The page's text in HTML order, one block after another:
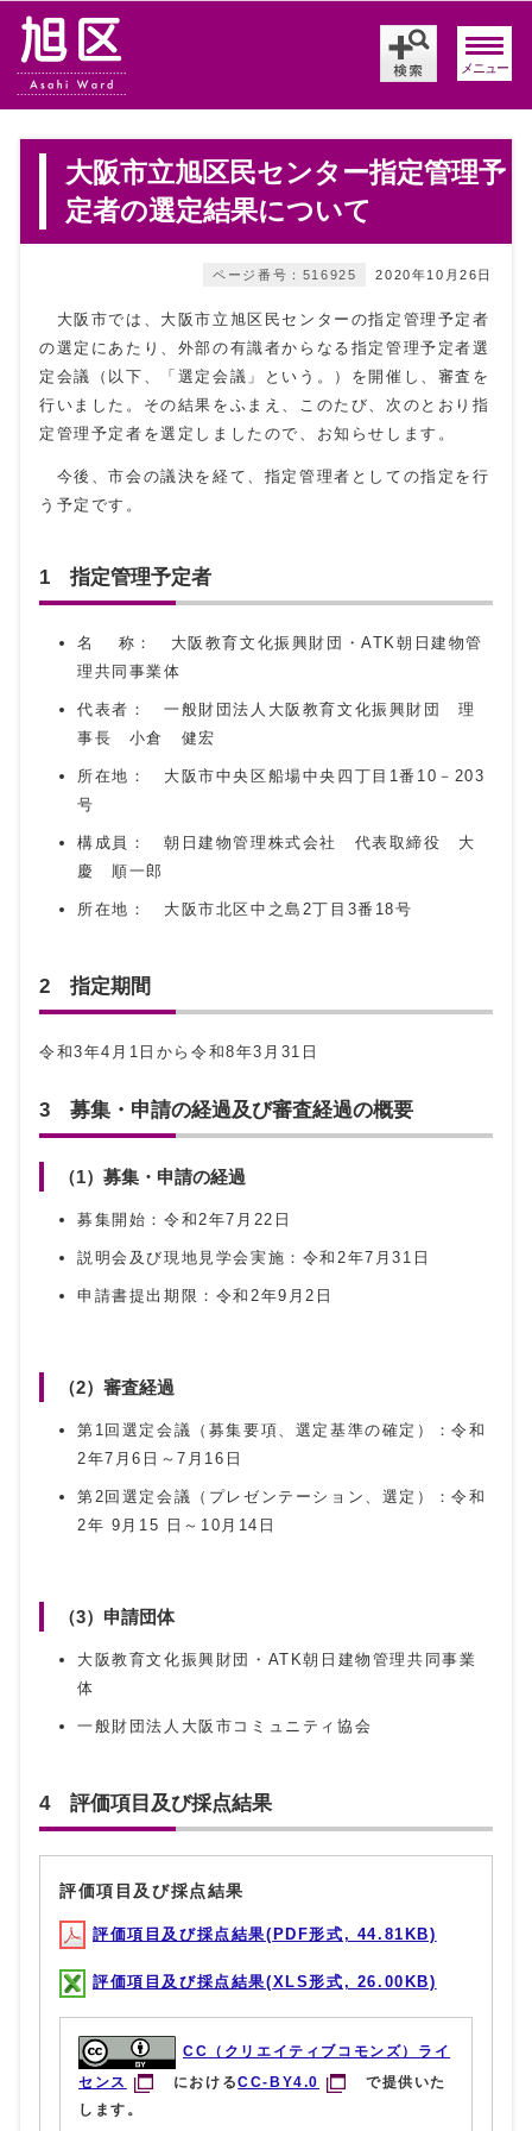
メニュー
大阪市立旭区民センター指定管理予
定者の選定結果について
2020年10月26日
ページ番号：516925
大阪市では、大阪市立旭区民センターの指定管理予定者
の選定にあたり、外部の有識者からなる指定管理予定者選
定会議（以下、「選定会議」という。）を開催し、審査を
行いました。その結果をふまえ、このたび、次のとおり指
定管理予定者を選定しましたので、お知らせします。
今後、市会の議決を経て、指定管理者としての指定を行
う予定です。
1 指定管理予定者
名 称： 大阪教育文化振興財団・ATK朝日建物管
理共同事業体
代表者： 一般財団法人大阪教育文化振興財団 理
事長 小倉 健宏
所在地： 大阪市中央区船場中央四丁目1番10－203
号
構成員： 朝日建物管理株式会社 代表取締役 大
慶 順一郎
所在地： 大阪市北区中之島2丁目3番18号
2 指定期間
令和3年4月1日から令和8年3月31日
3 募集・申請の経過及び審査経過の概要
（1）募集・申請の経過
募集開始：令和2年7月22日
説明会及び現地見学会実施：令和2年7月31日
申請書提出期限：令和2年9月2日
（2）審査経過
第1回選定会議（募集要項、選定基準の確定）：令和
2年7月6日～7月16日
第2回選定会議（プレゼンテーション、選定）：令和
2年 9月15 日～10月14日
（3）申請団体
大阪教育文化振興財団・ATK朝日建物管理共同事業
体
一般財団法人大阪市コミュニティ協会
4 評価項目及び採点結果
評価項目及び採点結果
評価項目及び採点結果(PDF形式, 44.81KB)
評価項目及び採点結果(XLS形式, 26.00KB)
CC（クリエイティブコモンズ）ライ
センス
におけるCC-BY4.0
で提供いた
します。